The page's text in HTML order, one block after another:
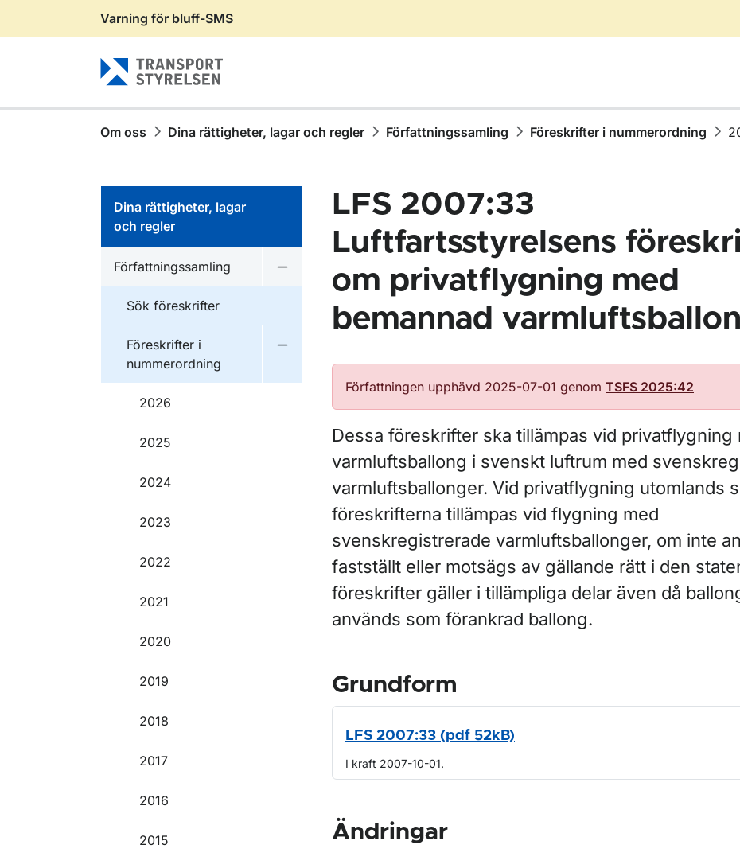
Gå till sidans innehåll
Varning för bluff-SMS
Om oss Dina rättigheter, lagar och regler Författningssamling Föreskrifter i nummerordning
Dina rättigheter, lagar
och regler
Författningssamling
Undermeny för Författningssamling
Sök föreskrifter
Föreskrifter i
nummerordning
2026
2025
2024
2023
2022
2021
2020
2019
2018
2017
2016
2015
LFS 2007:33
Luftfartsstyrelsens
om privatflygning med
bemannad
Författningen upphävd 2025-07-01 genom TSFS 2025:42
Dessa föreskrifter ska tillämpas vid privatflygning
varmluftsballong i svenskt luftrum med
varmluftsballonger. Vid privatflygning utomlands
föreskrifterna tillämpas vid flygning med
svenskregistrerade varmluftsballonger, om inte
fastställt eller motsägs av gällande rätt i den
föreskrifter gäller i tillämpliga delar även då
används som förankrad ballong.
Grundform
LFS 2007:33 (pdf 52kB)
I kraft 2007-10-01.
Ändringar